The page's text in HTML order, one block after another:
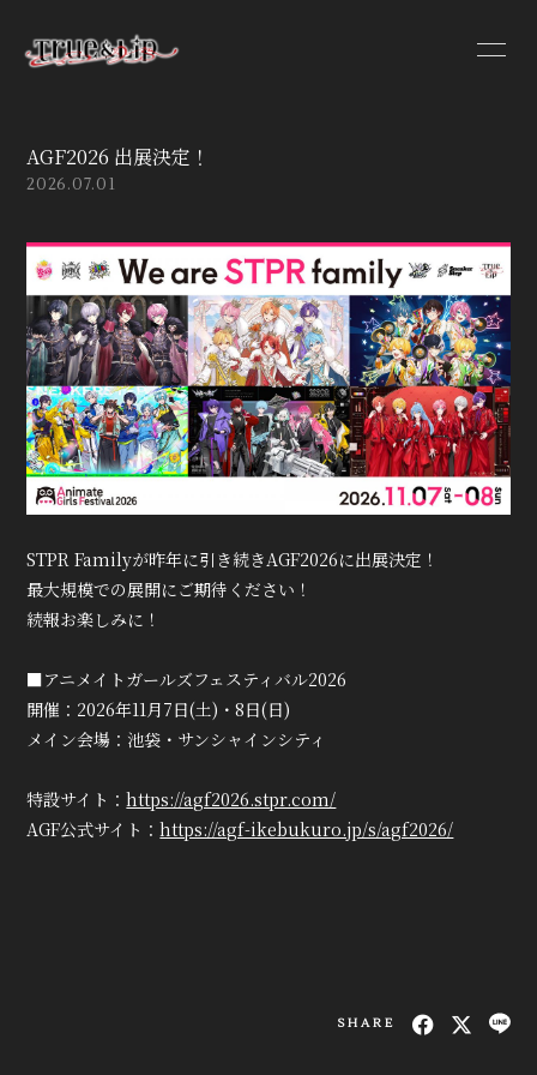
PROFILE
VIDEO
DISCOGRAPHY
True&Lip
会員登録 ログイン
RADIO
PHOTO
AGF2026 出展決定！
2026.07.01
STPR Familyが昨年に引き続きAGF2026に出展決定！
最大規模での展開にご期待ください！
続報お楽しみに！
■アニメイトガールズフェスティバル2026
開催：2026年11月7日(土)・8日(日)
メイン会場：池袋・サンシャインシティ
特設サイト：https://agf2026.stpr.com/
AGF公式サイト：https://agf-ikebukuro.jp/s/agf2026/
SHARE